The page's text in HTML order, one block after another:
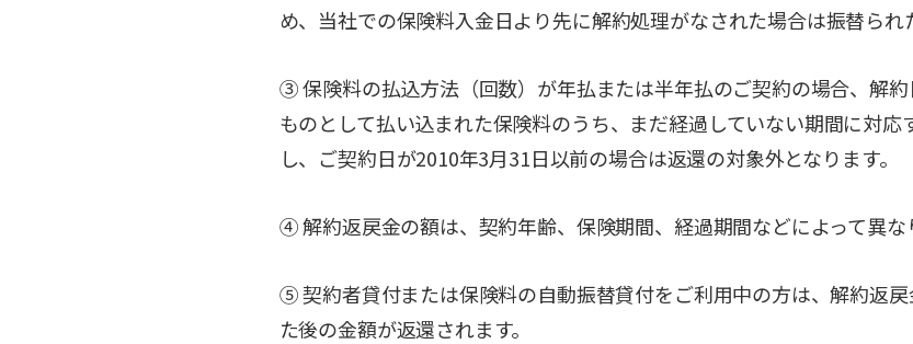
め、当社での保険料入金日より先に解約処理がなされた場合は振替られ
③ 保険料の払込方法（回数）が年払または半年払のご契約の場合、解
ものとして払い込まれた保険料のうち、まだ経過していない期間に対応
し、ご契約日が2010年3月31日以前の場合は返還の対象外となります。
④ 解約返戻金の額は、契約年齢、保険期間、経過期間などによって異な
⑤ 契約者貸付または保険料の自動振替貸付をご利用中の方は、解約返
た後の金額が返還されます。